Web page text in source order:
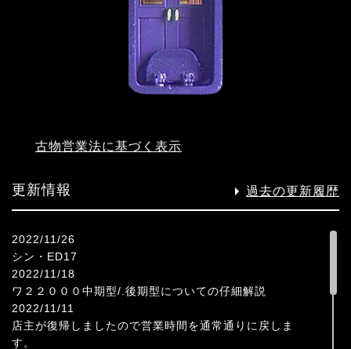
古物営業法に基づく表示
更新情報 過去の更新履歴
2022/11/26
シン・ED17
2022/11/18
ワ２２０００中期型/.後期型についての仔細解説
2022/11/11
店主が復帰しましたので営業時間を通常通りに戻しま
す。